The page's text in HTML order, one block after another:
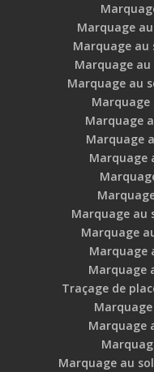
Marquage
Marquage au
Marquage au
Marquage au
Marquage
Marquage
Marquage
Marquage
Marquage au
Marquage
Marquage
Marquage
Traçage de
Marquage
Marquage au